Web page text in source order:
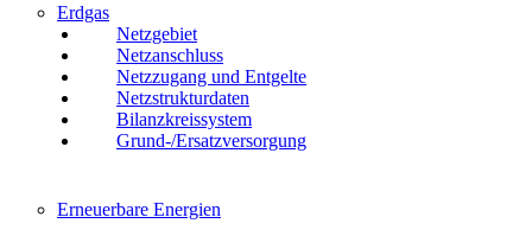
Erdgas
Netzgebiet
Netzanschluss
Netzzugang und Entgelte
Netzstrukturdaten
Bilanzkreissystem
Grund-/Ersatzversorgung
Erneuerbare Energien